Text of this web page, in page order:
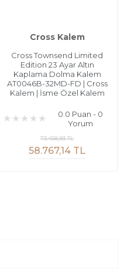
Cross Kalem
Cross Townsend Limited
Edition 23 Ayar Altın
Kaplama Dolma Kalem
AT0046B-32MD-FD | Cross
Kalem | İsme Özel Kalem
0.0 Puan - 0
Yorum
58.767,14 TL
73.458,93 TL